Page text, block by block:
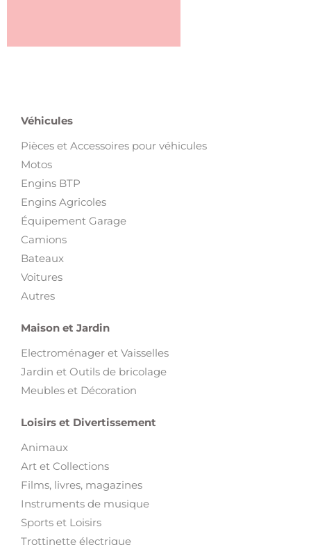
Véhicules
Pièces et Accessoires pour véhicules
Motos
Engins BTP
Engins Agricoles
Équipement Garage
Camions
Bateaux
Voitures
Autres
Maison et Jardin
Electroménager et Vaisselles
Jardin et Outils de bricolage
Meubles et Décoration
Loisirs et Divertissement
Animaux
Art et Collections
Films, livres, magazines
Instruments de musique
Sports et Loisirs
Trottinette électrique